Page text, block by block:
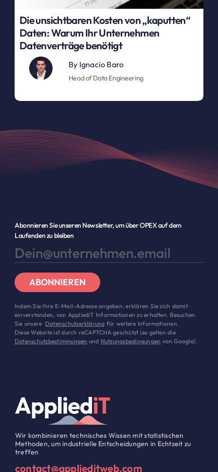
Die unsichtbaren Kosten von „kaputten“
Daten: Warum Ihr Unternehmen
Datenverträge benötigt
By Ignacio Baro
Head of Data Engineering
Abonnieren Sie unseren Newsletter, um über OPEX auf dem
Laufenden zu bleiben
ABONNIEREN
Indem Sie Ihre E-Mail-Adresse angeben, erklären Sie sich damit
einverstanden, von AppliediT Informationen zu erhalten. Besuchen
Sie unsere Datenschutzerklärung für weitere Informationen.
Diese Website ist durch reCAPTCHA geschützt (es gelten die
Datenschutzbestimmungen und Nutzungsbedingungen von Google).
Wir kombinieren technisches Wissen mit statistischen
Methoden, um industrielle Entscheidungen in Echtzeit zu
treffen
contact@applieditweb.com